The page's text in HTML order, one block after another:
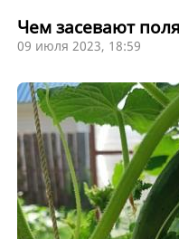
Чем засевают
09 июля 2023, 18:59